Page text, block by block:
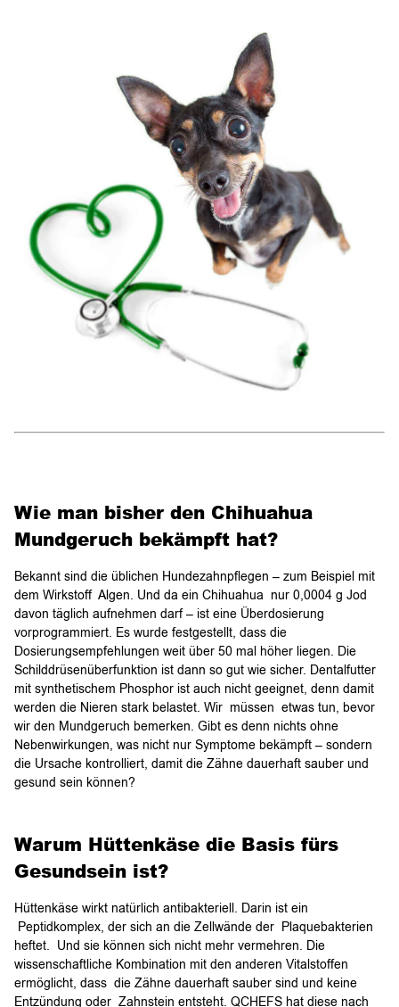
Wie man bisher den Chihuahua
Mundgeruch bekämpft hat?
Bekannt sind die üblichen Hundezahnpflegen – zum Beispiel mit
dem Wirkstoff Algen. Und da ein Chihuahua nur 0,0004 g Jod
davon täglich aufnehmen darf – ist eine Überdosierung
vorprogrammiert. Es wurde festgestellt, dass die
Dosierungsempfehlungen weit über 50 mal höher liegen. Die
Schilddrüsenüberfunktion ist dann so gut wie sicher. Dentalfutter
mit synthetischem Phosphor ist auch nicht geeignet, denn damit
werden die Nieren stark belastet. Wir müssen etwas tun, bevor
wir den Mundgeruch bemerken. Gibt es denn nichts ohne
Nebenwirkungen, was nicht nur Symptome bekämpft – sondern
die Ursache kontrolliert, damit die Zähne dauerhaft sauber und
gesund sein können?
Warum Hüttenkäse die Basis fürs
Gesundsein ist?
Hüttenkäse wirkt natürlich antibakteriell. Darin ist ein
Peptidkomplex, der sich an die Zellwände der Plaquebakterien
heftet. Und sie können sich nicht mehr vermehren. Die
wissenschaftliche Kombination mit den anderen Vitalstoffen
ermöglicht, dass die Zähne dauerhaft sauber sind und keine
Entzündung oder Zahnstein entsteht. QCHEFS hat diese nach